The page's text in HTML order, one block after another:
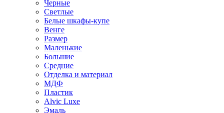
Черные
Светлые
Белые шкафы-купе
Венге
Размер
Маленькие
Большие
Средние
Отделка и материал
МДФ
Пластик
Alvic Luxe
Эмаль